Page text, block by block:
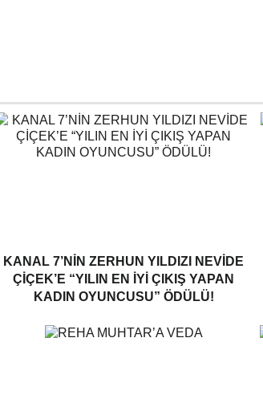
KANAL 7’NİN ZERHUN YILDIZI NEVİDE
ÇİÇEK’E “YILIN EN İYİ ÇIKIŞ YAPAN
KADIN OYUNCUSU” ÖDÜLÜ!